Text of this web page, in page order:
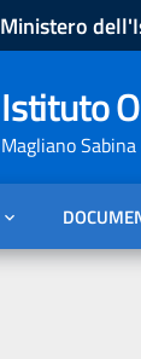
Ministero
Istituto
Magliano Sabina